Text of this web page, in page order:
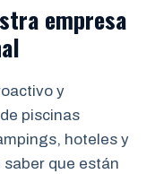
empresa
y
piscinas
hoteles y
que están